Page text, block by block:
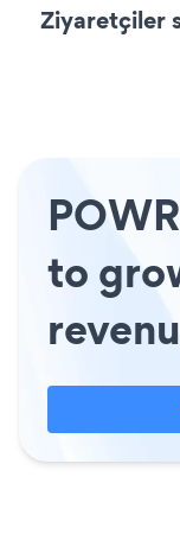
Ziyaretçiler
to